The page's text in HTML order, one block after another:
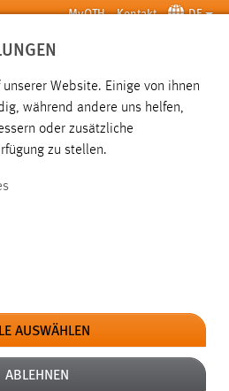
MyOTH Kontakt DE
SUCHE
BEWERBEN
Marktplatz (Biete/Suche etc.)
Website. Einige von ihnen
während andere uns helfen,
oder zusätzliche
zu stellen.
AUSWÄHLEN
ABLEHNEN